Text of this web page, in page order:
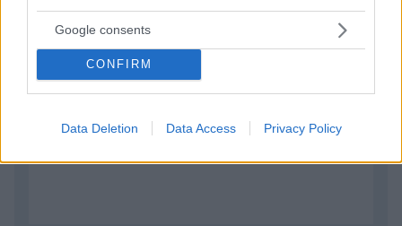
Google consents
CONFIRM
Data Deletion Data Access Privacy Policy
ΣΧΌΛΙΟ *